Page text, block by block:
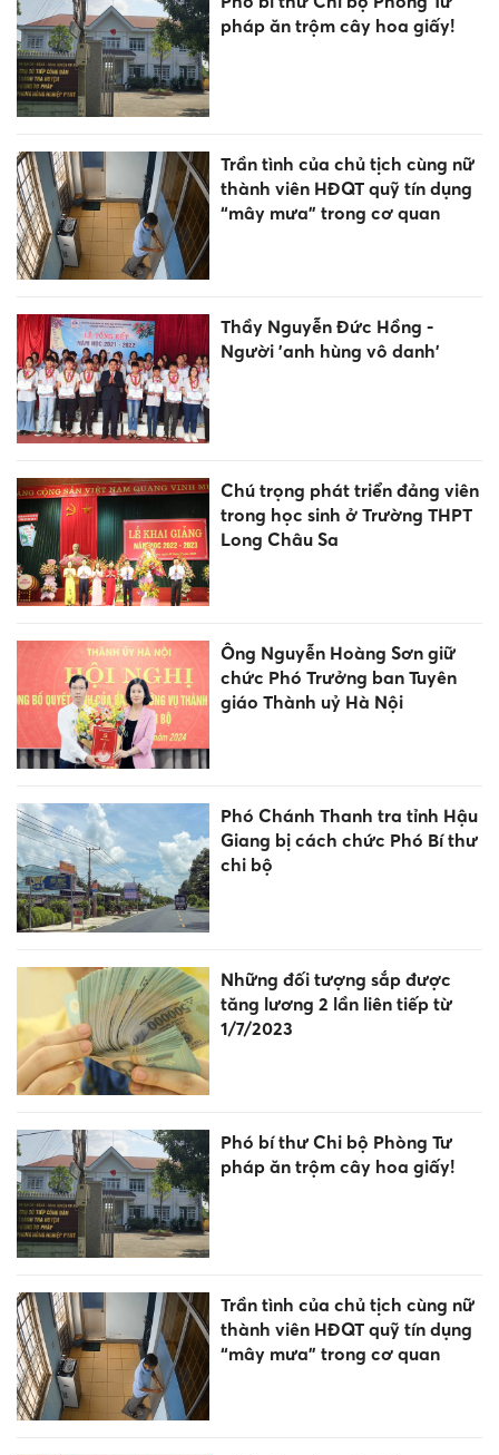
pháp ăn trộm cây hoa giấy!
Trần tình của chủ tịch cùng nữ
thành viên HĐQT quỹ tín dụng
“mây mưa” trong cơ quan
Thầy Nguyễn Đức Hồng -
Người 'anh hùng vô danh'
Chú trọng phát triển đảng viên
trong học sinh ở Trường THPT
Long Châu Sa
Ông Nguyễn Hoàng Sơn giữ
chức Phó Trưởng ban Tuyên
giáo Thành uỷ Hà Nội
Phó Chánh Thanh tra tỉnh Hậu
Giang bị cách chức Phó Bí thư
chi bộ
Những đối tượng sắp được
tăng lương 2 lần liên tiếp từ
1/7/2023
Phó bí thư Chi bộ Phòng Tư
pháp ăn trộm cây hoa giấy!
Trần tình của chủ tịch cùng nữ
thành viên HĐQT quỹ tín dụng
“mây mưa” trong cơ quan